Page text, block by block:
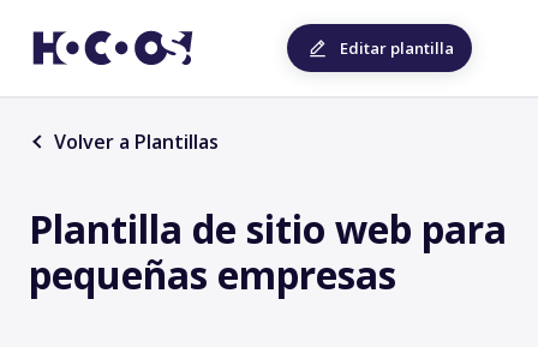
Editar plantilla
Volver a Plantillas
Plantilla de sitio web para
pequeñas empresas